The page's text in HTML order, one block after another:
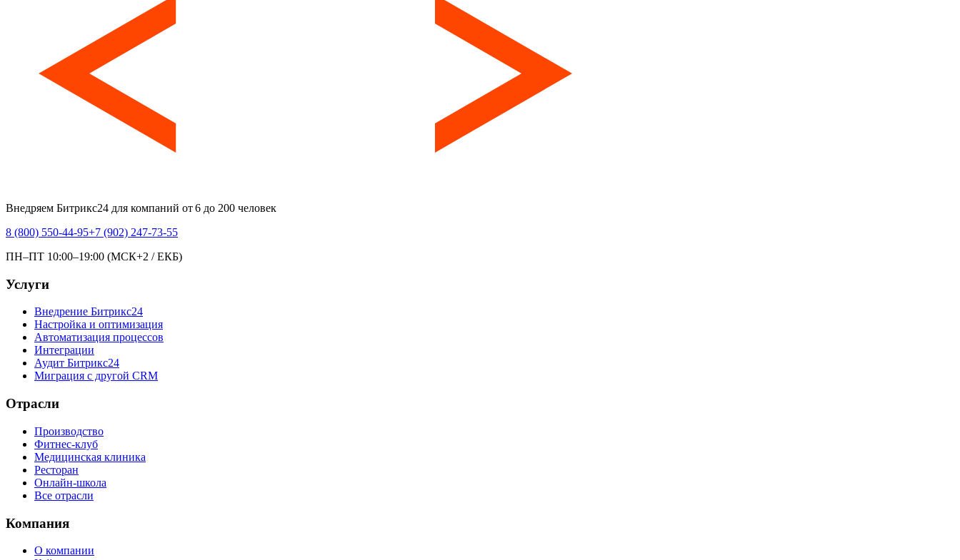
Внедряем Битрикс24 для компаний от 6 до 200 человек
8 (800) 550-44-95+7 (902) 247-73-55
ПН–ПТ 10:00–19:00 (МСК+2 / ЕКБ)
Услуги
Внедрение Битрикс24
Настройка и оптимизация
Автоматизация процессов
Интеграции
Аудит Битрикс24
Миграция с другой CRM
Отрасли
Производство
Фитнес-клуб
Медицинская клиника
Ресторан
Онлайн-школа
Все отрасли
Компания
О компании